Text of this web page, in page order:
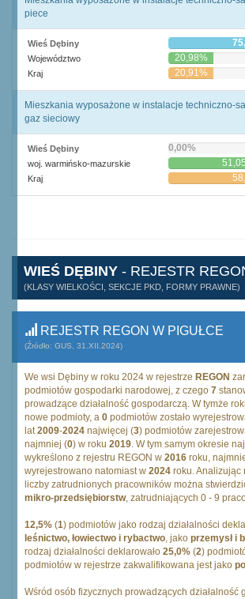
piece
Wieś Dębiny
Województwo 20,98%
Kraj 20,91%
Mieszkania wyposażone w instalacje techniczno-
gaz sieciowy
Wieś Dębiny 0,00%
woj. warmińsko-mazurskie
Kraj
WIEŚ DĘBINY - REJESTR
(KLASY WIELKOŚCI, SEKCJE PKD, FORMY PRAWNE)
REJESTR REGON W PIGUŁCE
(Źródło: GUS, 31.XII.2024)
We wsi Dębiny w roku 2024 w rejestrze REGON
podmiotów gospodarki narodowej, z czego 7
prowadzące działalność gospodarczą. W tymże
nowe podmioty, a 0 podmiotów zostało
lat2009-2024 najwięcej (3) podmiotów
najmniej (0) w roku 2019. W tym samym okresie
wykreślono z rejestru REGON w 2016 roku,
wyrejestrowano natomiast w 2024 roku. Analizując
liczby zatrudnionych pracowników można
mikro-przedsiębiorstw, zatrudniających 0 - 9
12,5% (1) podmiotów jako rodzaj działalności
leśnictwo, łowiectwo i rybactwo, jako przemysł i
rodzaj działalności deklarowało 25,0% (2)
podmiotów w rejestrze zakwalifikowana jest jako
Wśród osób fizycznych prowadzących działalność